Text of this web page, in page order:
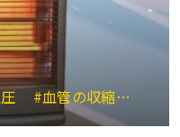
#血管の収縮と弛緩